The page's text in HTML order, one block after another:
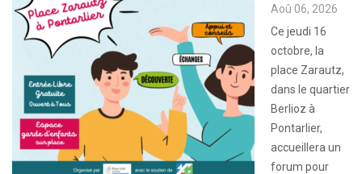
Aoû 06, 2026
Ce jeudi 16
octobre, la
place Zarautz,
dans le quartier
Berlioz à
Pontarlier,
accueillera un
forum pour